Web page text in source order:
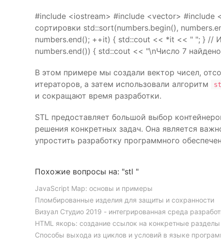
#include <iostream> #include <vector> #include
сортировки std::sort(numbers.begin(),
numbers.end(); ++it) { std::cout << *it << " "; } //
numbers.end()) { std::cout << "\nЧисло 7
В этом примере мы создали вектор чисел,
итераторов, а затем использовали алгоритм
и сокращают время разработки.
STL предоставляет большой выбор
решения конкретных задач. Она является
упростить разработку программного
Похожие вопросы на: "stl "
JavaScript Map: основы и примеры
Пломбированные изделия для защиты и сохранности
Визуал Студио 2019 - интегрированная среда
HTML якорь: создание ссылок на конкретные
Способы выхода из циклов и условий в языке